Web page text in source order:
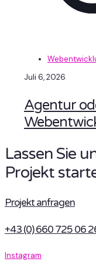
Juli 6, 2026
Agentur
Lassen Sie
Projekt
Projekt anfragen
+43 (0) 660 725 06
Instagram